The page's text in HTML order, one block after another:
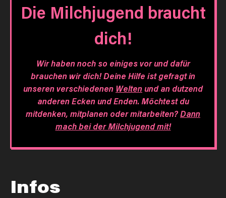
Die Milchjugend braucht
dich!
Wir haben noch so einiges vor und dafür
brauchen wir dich! Deine Hilfe ist gefragt in
unseren verschiedenen Weltenund an dutzend
anderen Ecken und Enden. Möchtest du
mitdenken, mitplanen oder mitarbeiten?Dann
mach bei der Milchjugend mit!
Infos